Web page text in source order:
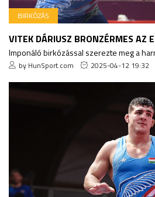
BIRKÓZÁS
VITEK DÁRIUSZ BRONZÉRMES AZ
Imponáló birkózással szerezte meg a
by HunSport.com 2025-04-12 19:32